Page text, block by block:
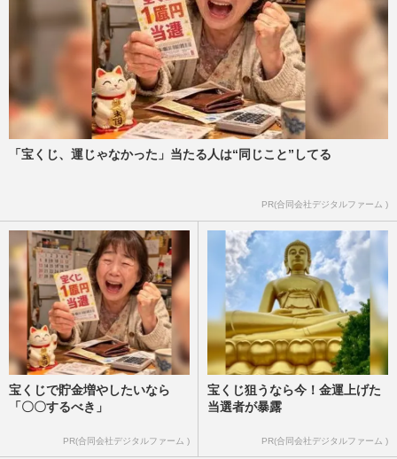
「宝くじ、運じゃなかった」当たる人は“同じこと”してる
PR(合同会社デジタルファーム )
宝くじで貯金増やしたいなら
「〇〇するべき」
PR(合同会社デジタルファーム )
宝くじ狙うなら今！金運上げた
当選者が暴露
PR(合同会社デジタルファーム )